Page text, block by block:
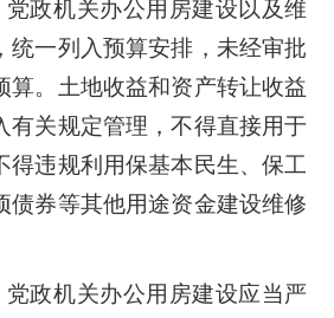
政机关办公用房建设以及维
统一列入预算安排，未经审批
算。土地收益和资产转让收益
有关规定管理，不得直接用于
得违规利用保基本民生、保工
债券等其他用途资金建设维修
政机关办公用房建设应当严